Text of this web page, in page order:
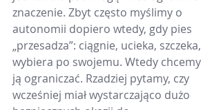
znaczenie. Zbyt często myślimy o
autonomii dopiero wtedy, gdy pies
„przesadza”: ciągnie, ucieka, szczeka,
wybiera po swojemu. Wtedy chcemy
ją ograniczać. Rzadziej pytamy, czy
wcześniej miał wystarczająco dużo